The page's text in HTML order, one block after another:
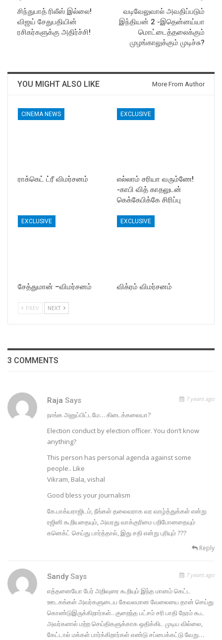
சிந்துபாத் ரிலீஸ் இல்லை!
விஜய் சேதுபதியின்
ரசிகர்களுக்கு அதிர்ச்சி!
வடிவேலுவால் அவதிப்படும்
இந்தியன் 2 -இதென்னய்யா
மொட்டைத்தலைக்கும்
முழங்காலுக்கும் முடிச்சு?
YOU MIGHT ALSO LIKE More From Author
CINEMA NEWS
ராக்கெட் ட்ரீ விமர்சனம்
EXCLUSIVE
எல்லாம் சரியா வரும்ணே!
-காபி வித் காதலுடன்
கெக்கேபிக்கே சிரிப்பு
EXCLUSIVE
சேத்துமான் –விமர்சனம்
EXCLUSIVE
விக்ரம் விமர்சனம்
PREV NEXT
3 COMMENTS
Raja Says 7 years ago
நாங்க அனுப்பிட்டமே… கிடைக்கலையா?
Election conduct by election officer. You don’t know
anything?
This person has personal agenda against some
people.. Like
Vikram, Bala, vishal
Good bless your journalism
கே.பாக்யராஜிடம், நீங்கள் தலைவராக வர வாழ்த்துக்கள் என்று
ரஜினி கூறியதையும், அவரது வாக்குரிமை பறிபோனதையும்
கனெக்ட் செய்து பார்த்தால், இது சதி என்று புரியும் ???
Reply
SandySays 7 years ago
எத்தனையோ பேர் அறிவுரை கூறியும் இந்த மானம் கெட்ட
ஊடகங்கள் அவர்களுடைய கேவலமான வேலையை தான் செய்து
கொண்டுஇருக்கிறார்கள்.. குறைந்த பட்சம் சரி பாதி நேரம் கூட
அவர்களால் மற்ற செய்திகளுக்காக ஒதிக்கிட முடிய வில்லை,
கேட்டால் மக்கள் பார்க்கிறார்கள் எண்டு சப்பைக்கட்டு வேறு…